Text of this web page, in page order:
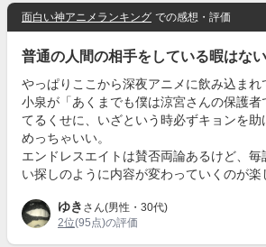
面白い神アニメランキング での感想・評価
普通の人間の相手をしている暇はな
やっぱりここから深夜アニメに飲み込まれ
小泉が「あくまでも僕は涼宮さんの保護者
てるくせに、いざという時必ずキョンを助
めっちゃいい。
エンドレスエイトは賛否両論あるけど、毎
い探しのように内容が変わっていくのが楽
ゆき さん(男性・30代)
2位(95点)の評価